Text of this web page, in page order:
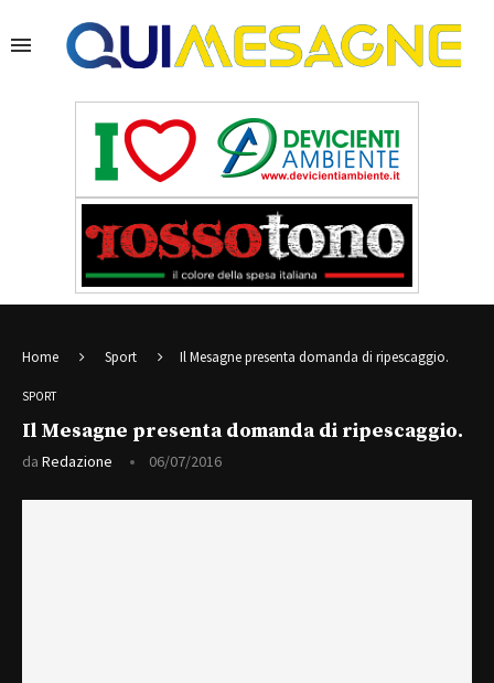
Home Sport Il Mesagne presenta domanda di ripescaggio.
SPORT
Il Mesagne presenta domanda di ripescaggio.
da Redazione 06/07/2016